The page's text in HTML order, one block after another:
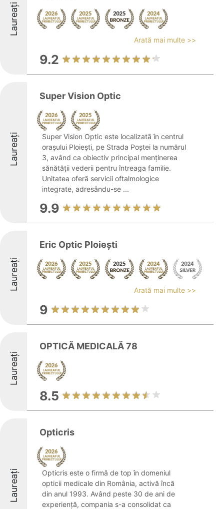
Laureați
Arată mai multe >>
9.2
Laureați
Super Vision Optic
Super Vision Optic este localizată în centrul
orașului Ploiești, pe Strada Poștei la numărul
3, având ca obiectiv principal menținerea
sănătății vederii pentru întreaga familie.
Unitatea oferă servicii oftalmologice
integrate, adresându-se ...
9.9
Laureați
Eric Optic Ploiești
Arată mai multe >>
9
Laureați
OPTICĂ MEDICALĂ 78
8.5
Laureați
Opticris
Opticris este o firmă de top în domeniul
opticii medicale din România, activă încă
din anul 1993. Având peste 30 de ani de
experiență, compania s-a consolidat ca